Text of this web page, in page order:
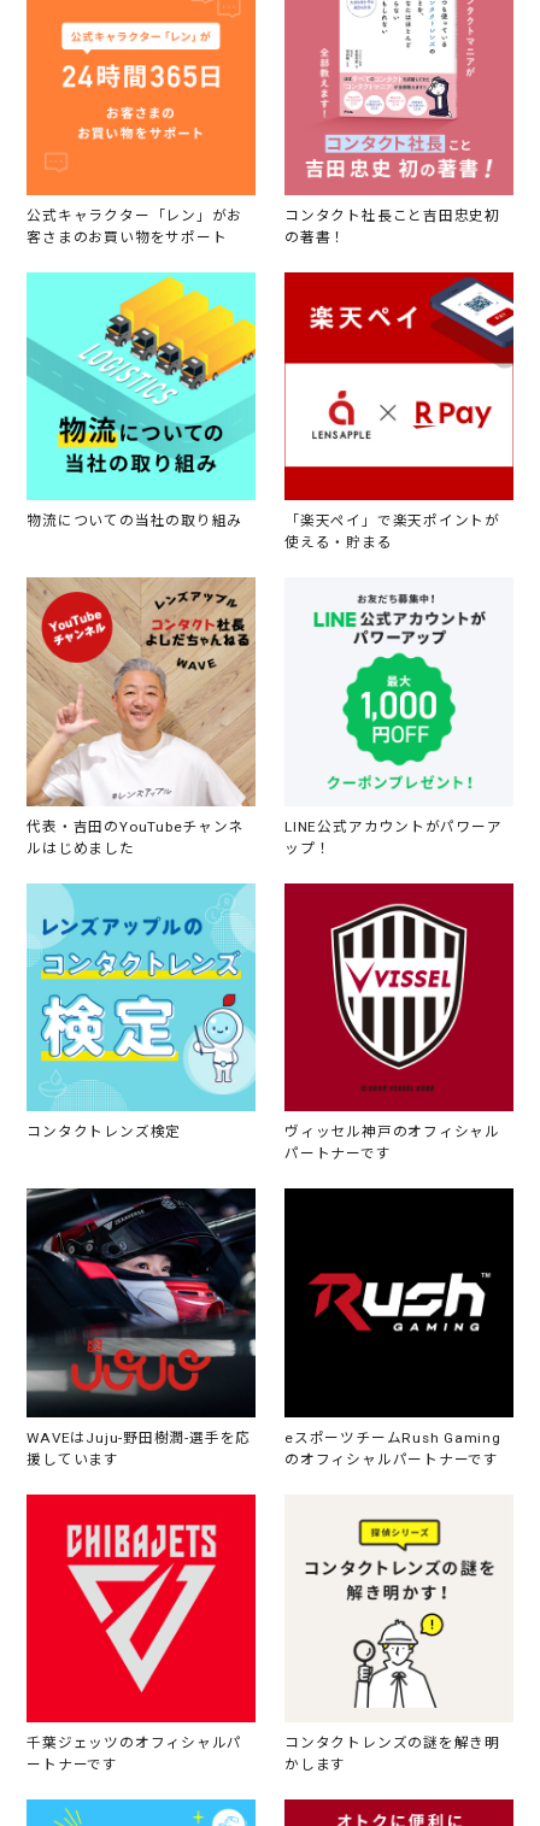
公式キャラクター「レン」がお
客さまのお買い物をサポート
コンタクト社長こと吉田忠史初
の著書！
物流についての当社の取り組み
「楽天ペイ」で楽天ポイントが
使える・貯まる
代表・吉田のYouTubeチャンネ
ルはじめました
LINE公式アカウントがパワーア
ップ！
コンタクトレンズ検定
ヴィッセル神戸のオフィシャル
パートナーです
WAVEはJuju-野田樹潤-選手を応
援しています
eスポーツチームRush Gaming
のオフィシャルパートナーです
千葉ジェッツのオフィシャルパ
ートナーです
コンタクトレンズの謎を解き明
かします